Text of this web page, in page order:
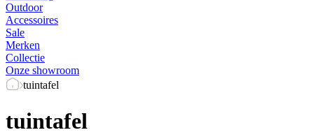
Outdoor
Accessoires
Sale
Merken
Collectie
Onze showroom
tuintafel
tuintafel